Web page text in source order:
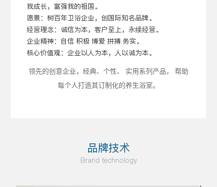
我成长，富强我的祖国。
愿景：树百年卫浴企业，创国际知名品牌。
经营理念：诚信为本，客户至上，永续经营。
企业精神：自信 积极 博爱 拼搏 务实。
核心价值观：企业以人为本，人以诚为本。
领先的创意企业，经典、 个性、 实用系列产品， 帮助
每个人打造其订制化的养生浴室。
品牌技术
Brand technology